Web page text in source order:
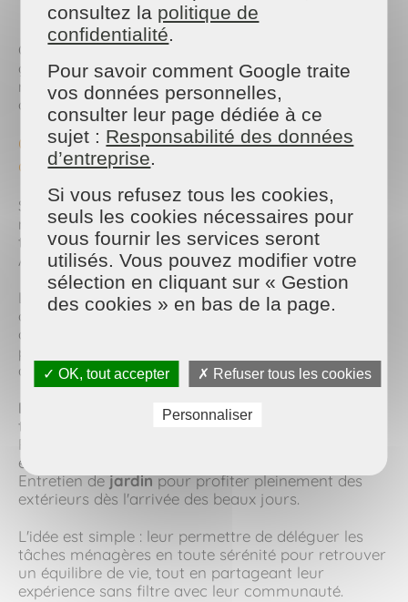
Cette organisation ultra-locale nous permet de
garantir des intervenants dédiés, un suivi sur-
mesure et une réactivité optimale pour nos clients
comme pour nos ambassadrices.
Cap sur un programme d'ambassadrices
authentique !
Suite au succès de cette matinée « Parenthèse »,
nous avons le plaisir de prolonger l’aventure à
travers le lancement officiel de notre Programme
Ambassadrices.
Loin des placements de produits traditionnels, nous
co-construisons avec nos partenaires des
collaborations transparentes et sincères. Pendant
plusieurs mois, elles vont tester l’efficacité et la
discrétion de nos services à domicile :
Ménage et repassageréguliers pour libérer du
temps libre chaque semaine.
Prestations de
entrer la lumière.
Entretien dejardinpour profiter pleinement des
extérieurs dès l'arrivée des beaux jours.
L'idée est simple : leur permettre de déléguer les
tâches ménagères en toute sérénité pour retrouver
un équilibre de vie, tout en partageant leur
expérience sans filtre avec leur communauté.
consultez la politique de
confidentialité.
Pour savoir comment Google traite
vos données personnelles,
consulter leur page dédiée à ce
sujet : Responsabilité des données
d’entreprise.
Si vous refusez tous les cookies,
seuls les cookies nécessaires pour
vous fournir les services seront
utilisés. Vous pouvez modifier votre
sélection en cliquant sur « Gestion
des cookies » en bas de la page.
✓ OK, tout accepter ✗ Refuser tous les cookies
Personnaliser